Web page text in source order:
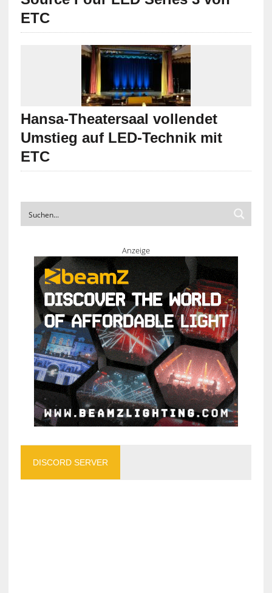
ETC
Hansa-Theatersaal vollendet
Umstieg auf LED-Technik mit
ETC
Anzeige
DISCORD SERVER